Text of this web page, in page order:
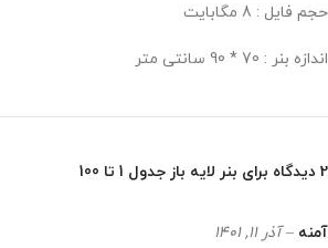
حجم فایل : 8 مگابایت
اندازه بنر : 70 * 90 سانتی متر
2 دیدگاه برای بنر لایه باز جدول 1 تا 100
آمنه – آذر 11, 1401